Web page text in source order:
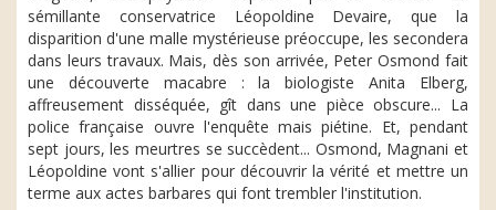
sémillante conservatrice Léopoldine Devaire, que la
disparition d'une malle mystérieuse préoccupe, les secondera
dans leurs travaux. Mais, dès son arrivée, Peter Osmond fait
une découverte macabre : la biologiste Anita Elberg,
affreusement disséquée, gît dans une pièce obscure... La
police française ouvre l'enquête mais piétine. Et, pendant
sept jours, les meurtres se succèdent... Osmond, Magnani et
Léopoldine vont s'allier pour découvrir la vérité et mettre un
terme aux actes barbares qui font trembler l'institution.